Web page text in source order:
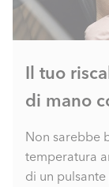
Il tuo
di mano
Non sarebbe
temperatura
di un